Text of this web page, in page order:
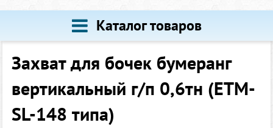
Каталог товаров
Захват для бочек бумеранг
вертикальный г/п 0,6тн (ETM-
SL-148 типа)